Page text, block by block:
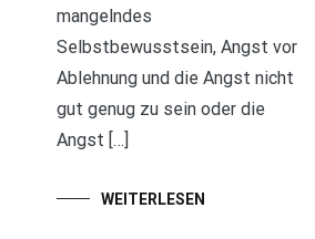
mangelndes
Selbstbewusstsein, Angst vor
Ablehnung und die Angst nicht
gut genug zu sein oder die
Angst […]
WEITERLESEN